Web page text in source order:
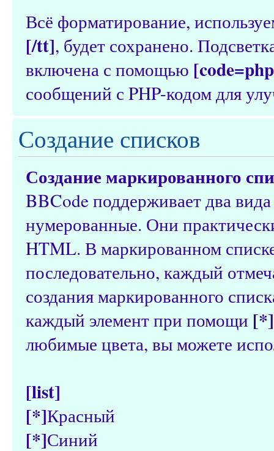
Всё форматирование,
[/tt], будет сохранено.
включена с помощью
сообщений с PHP-кодом для
Создание списков
Создание маркированного
BBCode поддерживает два
нумерованные. Они
HTML. В маркированном
последовательно, каждый
создания маркированного
каждый элемент при помощи [*]
любимые цвета, вы можете
[list]
[*]Красный
[*]Синий